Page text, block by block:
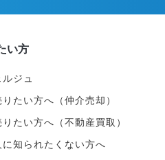
い方
ジュ
たい方へ（仲介売却）
たい方へ（不動産買取）
知られたくない方へ